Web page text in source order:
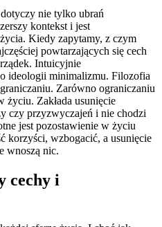
nie tylko ubrań
kontekst i jest
Kiedy zapytamy, z czym
powtarzających się cech
Intuicyjnie
ideologii minimalizmu. Filozofia
Zarówno ograniczaniu
Zakłada usunięcie
czy przyzwyczajeń i nie chodzi
jest pozostawienie w życiu
korzyści, wzbogacić, a usunięcie
wnoszą nic.
cechy i